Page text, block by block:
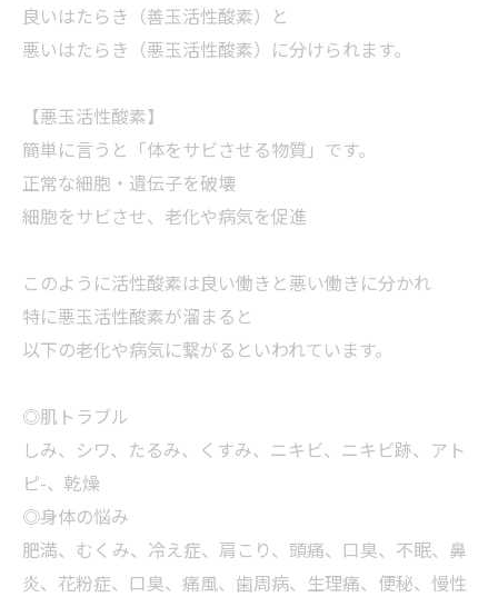
良いはたらき（善玉活性酸素）と
悪いはたらき（悪玉活性酸素）に分けられます。
【悪玉活性酸素】
簡単に言うと「体をサビさせる物質」です。
正常な細胞・遺伝子を破壊
細胞をサビさせ、老化や病気を促進
このように活性酸素は良い働きと悪い働きに分かれ
特に悪玉活性酸素が溜まると
以下の老化や病気に繋がるといわれています。
◎肌トラブル
しみ、シワ、たるみ、くすみ、ニキビ、ニキビ跡、アト
ピ-、乾燥
◎身体の悩み
肥満、むくみ、冷え症、肩こり、頭痛、口臭、不眠、鼻
炎、花粉症、口臭、痛風、歯周病、生理痛、便秘、慢性